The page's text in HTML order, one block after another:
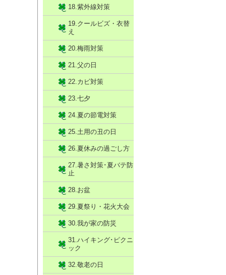
18.紫外線対策
19.クールビズ・衣替
え
20.梅雨対策
21.父の日
22.カビ対策
23.七夕
24.夏の節電対策
25.土用の丑の日
26.夏休みの過ごし方
27.暑さ対策･夏バテ防
止
28.お盆
29.夏祭り・花火大会
30.我が家の防災
31.ハイキング･ピクニ
ック
32.敬老の日